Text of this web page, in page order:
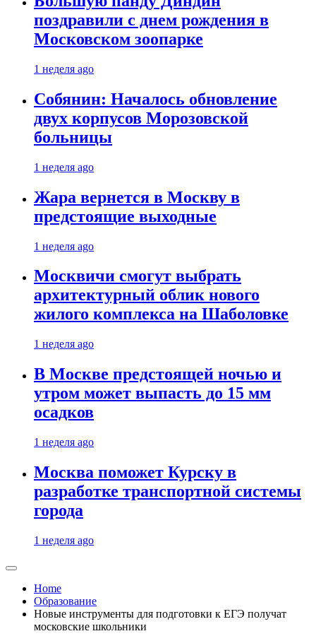
поздравили с днем рождения в
Московском зоопарке
1 неделя ago
Собянин: Началось обновление
двух корпусов Морозовской
больницы
1 неделя ago
Жара вернется в Москву в
предстоящие выходные
1 неделя ago
Москвичи смогут выбрать
архитектурный облик нового
жилого комплекса на Шаболовке
1 неделя ago
В Москве предстоящей ночью и
утром может выпасть до 15 мм
осадков
1 неделя ago
Москва поможет Курску в
разработке транспортной системы
города
1 неделя ago
Home
Образование
Новые инструменты для подготовки к ЕГЭ получат
московские школьники